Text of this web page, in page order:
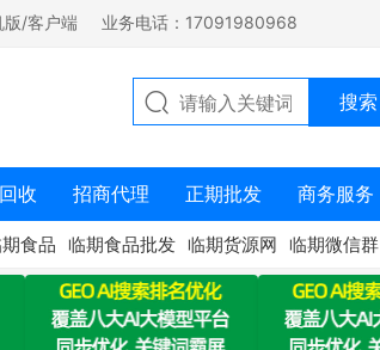
版/客户端 业务电话：17091980968
收 招商代理 正期批发 商务服务
食品 临期食品批发 临期货源网 临期微信群